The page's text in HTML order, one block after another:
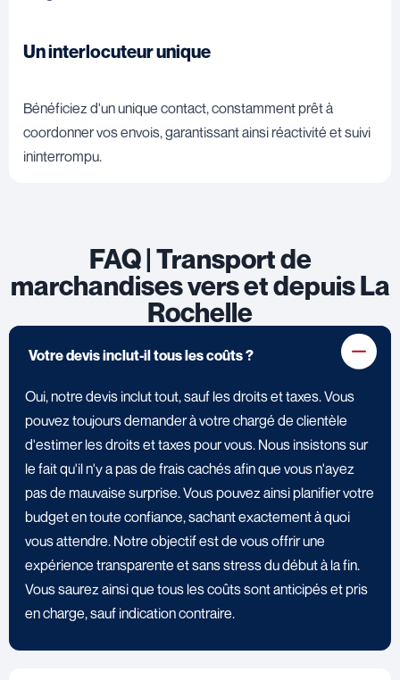
Un interlocuteur unique
Bénéficiez d'un unique contact, constamment prêt à
coordonner vos envois, garantissant ainsi réactivité et suivi
ininterrompu.
FAQ | Transport de
marchandises vers et depuis La
Rochelle
Votre devis inclut-il tous les coûts ?
Oui, notre devis inclut tout, sauf les droits et taxes. Vous
pouvez toujours demander à votre chargé de clientèle
d'estimer les droits et taxes pour vous. Nous insistons sur
le fait qu'il n'y a pas de frais cachés afin que vous n'ayez
pas de mauvaise surprise. Vous pouvez ainsi planifier votre
budget en toute confiance, sachant exactement à quoi
vous attendre. Notre objectif est de vous offrir une
expérience transparente et sans stress du début à la fin.
Vous saurez ainsi que tous les coûts sont anticipés et pris
en charge, sauf indication contraire.